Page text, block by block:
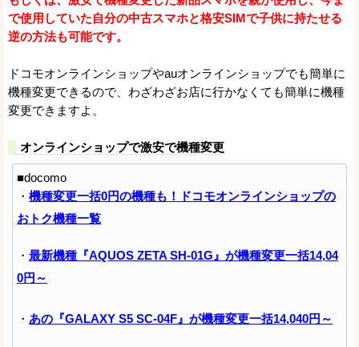
で使用していた自分の中古スマホと格安SIMで子供に持たせる
逆の方法も可能です。
ドコモオンラインショップやauオンラインショップでも簡単に
機種変更できるので、わざわざお店に行かなくても簡単に機種
変更できますよ。
オンラインショップで激安で機種変更
■docomo
・ 機種変更一括0円の機種も！ドコモオンラインショップの
おトク機種一覧
・ 最新機種『AQUOS ZETA SH-01G』が機種変更一括14,04
0円～
・ あの『GALAXY S5 SC-04F』が機種変更一括14,040円～